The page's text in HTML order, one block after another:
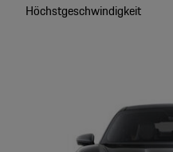
Höchstgeschwindigkeit